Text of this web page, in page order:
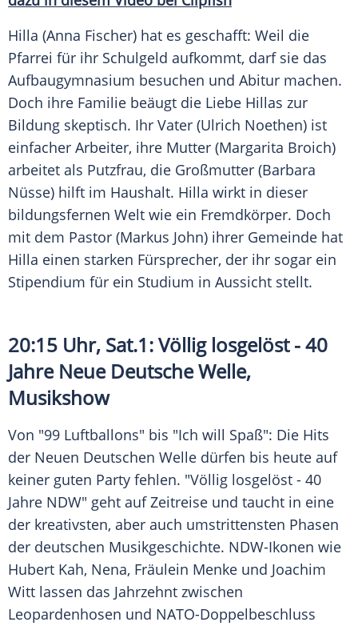
Hilla (Anna Fischer) hat es geschafft: Weil die
Pfarrei für ihr Schulgeld aufkommt, darf sie das
Aufbaugymnasium besuchen und Abitur machen.
Doch ihre Familie beäugt die Liebe Hillas zur
Bildung skeptisch. Ihr Vater (Ulrich Noethen) ist
einfacher Arbeiter, ihre Mutter (Margarita Broich)
arbeitet als Putzfrau, die Großmutter (Barbara
Nüsse) hilft im Haushalt. Hilla wirkt in dieser
bildungsfernen Welt wie ein Fremdkörper. Doch
mit dem Pastor (Markus John) ihrer Gemeinde hat
Hilla einen starken Fürsprecher, der ihr sogar ein
Stipendium für ein Studium in Aussicht stellt.
20:15 Uhr, Sat.1: Völlig losgelöst - 40
Jahre Neue Deutsche Welle,
Musikshow
Von "99 Luftballons" bis "Ich will Spaß": Die Hits
der Neuen Deutschen Welle dürfen bis heute auf
keiner guten Party fehlen. "Völlig losgelöst - 40
Jahre NDW" geht auf Zeitreise und taucht in eine
der kreativsten, aber auch umstrittensten Phasen
der deutschen Musikgeschichte. NDW-Ikonen wie
Hubert Kah, Nena, Fräulein Menke und Joachim
Witt lassen das Jahrzehnt zwischen
Leopardenhosen und NATO-Doppelbeschluss